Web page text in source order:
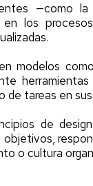
—como la
los
modelos
de tareas en
de
o cultura